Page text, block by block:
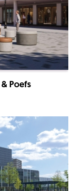
Poefs